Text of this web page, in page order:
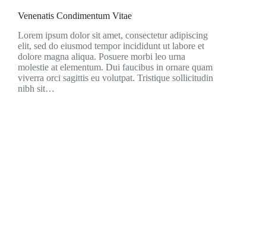
Venenatis Condimentum Vitae
Lorem ipsum dolor sit amet, consectetur adipiscing
elit, sed do eiusmod tempor incididunt ut labore et
dolore magna aliqua. Posuere morbi leo urna
molestie at elementum. Dui faucibus in ornare quam
viverra orci sagittis eu volutpat. Tristique sollicitudin
nibh sit…